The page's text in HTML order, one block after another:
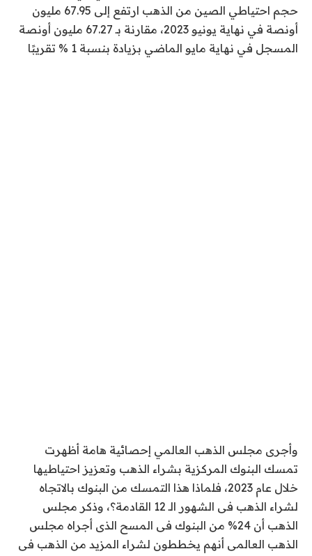
حجم احتياطي الصين من الذهب ارتفع إلى 67.95 مليون
أونصة في نهاية يونيو 2023، مقارنة بـ 67.27 مليون أونصة
المسجل في نهاية مايو الماضي بزيادة بنسبة 1 % تقريبًا
وأجرى مجلس الذهب العالمي إحصائية هامة أظهرت
تمسك البنوك المركزية بشراء الذهب وتعزيز احتياطيها
خلال عام 2023، فلماذا هذا التمسك من البنوك بالاتجاه
لشراء الذهب فى الشهور الـ 12 القادمة؟، وذكر مجلس
الذهب أن 24% من البنوك فى المسح الذى أجراه مجلس
الذهب العالمى أنهم يخططون لشراء المزيد من الذهب فى